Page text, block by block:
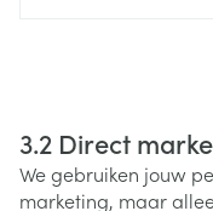
3.2 Direct
We gebruiken jouw
marketing, maar